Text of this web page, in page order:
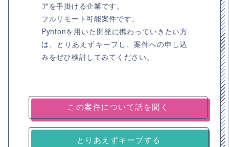
アを手掛ける企業です。
フルリモート可能案件です。
Pyhtonを用いた開発に携わっていきたい方
は、とりあえずキープし、案件への申し込
みをぜひ検討してみてください。
とりあえずキープする